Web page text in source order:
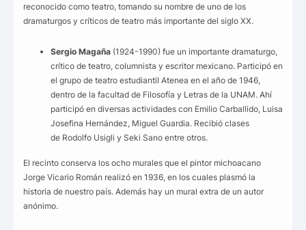
reconocido como teatro, tomando su nombre de uno de los
dramaturgos y críticos de teatro más importante del siglo XX.
Sergio Magaña (1924-1990) fue un importante dramaturgo,
crítico de teatro, columnista y escritor mexicano. Participó en
el grupo de teatro estudiantil Atenea en el año de 1946,
dentro de la facultad de Filosofía y Letras de la UNAM. Ahí
participó en diversas actividades con Emilio Carballido, Luisa
Josefina Hernández, Miguel Guardia. Recibió clases
de Rodolfo Usigli y Seki Sano entre otros.
El recinto conserva los ocho murales que el pintor michoacano
Jorge Vicario Román realizó en 1936, en los cuales plasmó la
historia de nuestro país. Además hay un mural extra de un autor
anónimo.